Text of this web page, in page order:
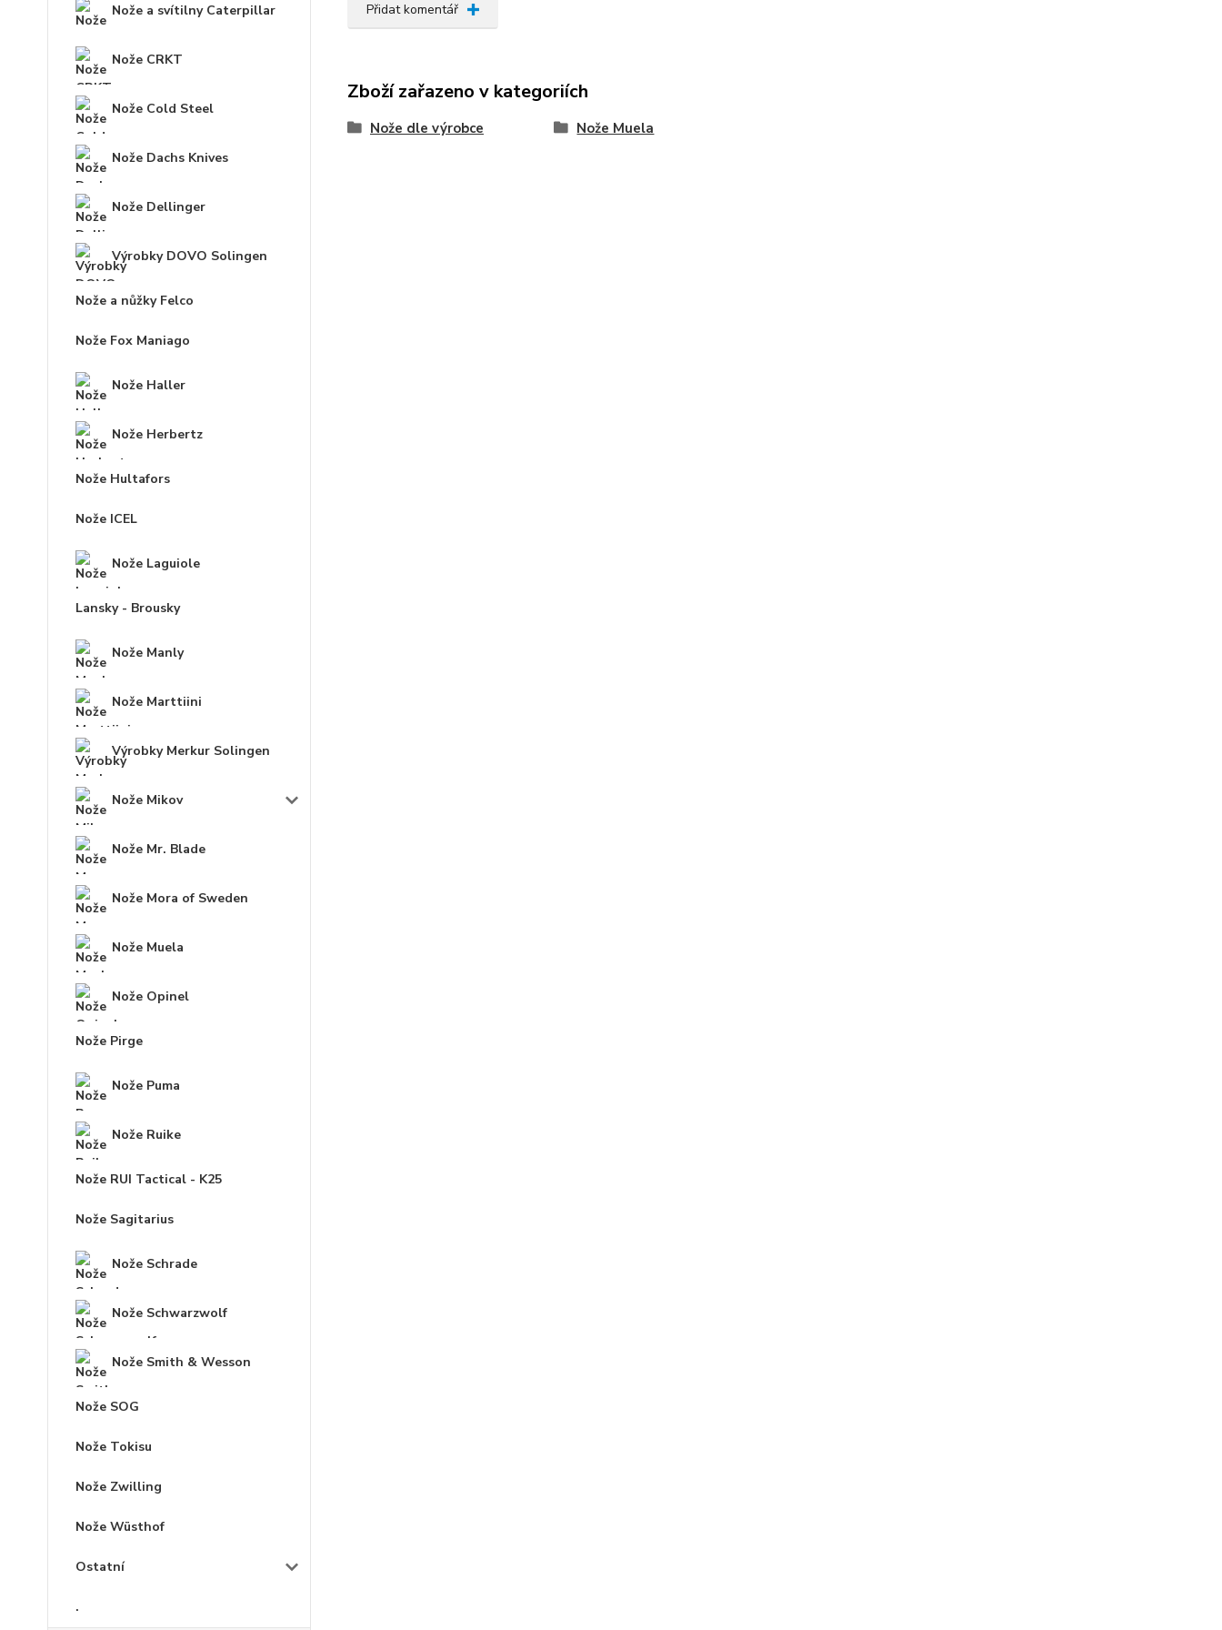
Nože a svítilny Caterpillar
Nože CRKT
Nože Cold Steel
Nože Dachs Knives
Nože Dellinger
Výrobky DOVO Solingen
Nože a nůžky Felco
Nože Fox Maniago
Nože Haller
Nože Herbertz
Nože Hultafors
Nože ICEL
Nože Laguiole
Lansky - Brousky
Nože Manly
Nože Marttiini
Výrobky Merkur Solingen
Nože Mikov
Nože Mr. Blade
Nože Mora of Sweden
Nože Muela
Nože Opinel
Nože Pirge
Nože Puma
Nože Ruike
Nože RUI Tactical - K25
Nože Sagitarius
Nože Schrade
Nože Schwarzwolf
Nože Smith & Wesson
Nože SOG
Nože Tokisu
Nože Zwilling
Nože Wüsthof
Ostatní
.
Přidat komentář
Zboží zařazeno v kategoriích
Nože dle výrobce Nože Muela